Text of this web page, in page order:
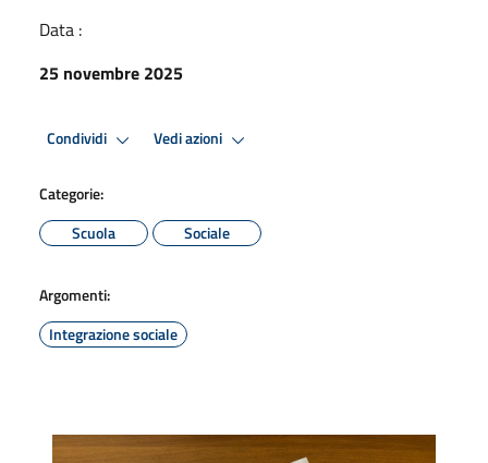
Data :
25 novembre 2025
Condividi Vedi azioni
Categorie:
Scuola
Sociale
Argomenti:
Integrazione sociale